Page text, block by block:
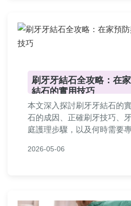
刷牙牙結石全攻略：在
結石的實用技巧
本文深入探討刷牙牙結石的
石的成因、正確刷牙技巧、
庭護理步驟，以及何時需要
有效預防和輕度處理牙結石
2026-05-06